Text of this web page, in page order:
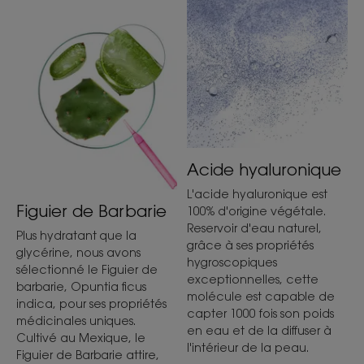
Figuier de Barbarie
Plus hydratant que la
glycérine, nous avons
sélectionné le Figuier de
barbarie, Opuntia ficus
indica, pour ses propriétés
médicinales uniques.
Cultivé au Mexique, le
Figuier de Barbarie attire,
Acide hyaluronique
L'acide hyaluronique est
100% d'origine végétale.
Reservoir d'eau naturel,
grâce à ses propriétés
hygroscopiques
exceptionnelles, cette
molécule est capable de
capter 1000 fois son poids
en eau et de la diffuser à
l'intérieur de la peau.